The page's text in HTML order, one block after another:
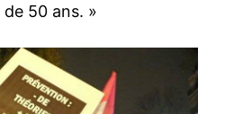
50 ans. »